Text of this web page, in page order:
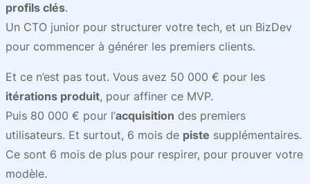
profils clés.
Un CTO junior pour structurer votre tech, et un BizDev
pour commencer à générer les premiers clients.
Et ce n’est pas tout. Vous avez 50 000 € pour les
itérations produit, pour affiner ce MVP.
Puis 80 000 € pour l’acquisition des premiers
utilisateurs. Et surtout, 6 mois de piste supplémentaires.
Ce sont 6 mois de plus pour respirer, pour prouver votre
modèle.